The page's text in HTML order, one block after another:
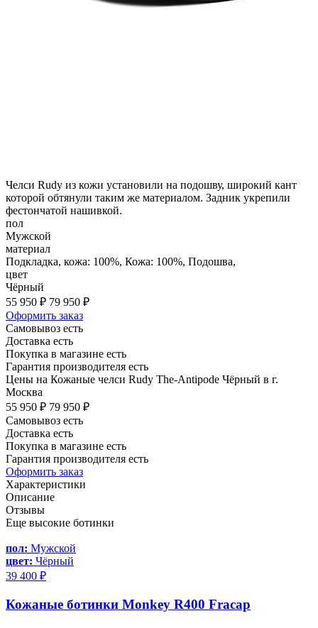
Челси Rudy из кожи установили на подошву, широкий кант
которой обтянули таким же материалом. Задник укрепили
фестончатой нашивкой.
пол
Мужской
материал
Подкладка, кожа: 100%, Кожа: 100%, Подошва,
цвет
Чёрный
55 950 ₽ 79 950 ₽
Оформить заказ
Самовывоз есть
Доставка есть
Покупка в магазине есть
Гарантия производителя есть
Цены на Кожаные челси Rudy The-Antipode Чёрный в г.
Москва
55 950 ₽ 79 950 ₽
Самовывоз есть
Доставка есть
Покупка в магазине есть
Гарантия производителя есть
Оформить заказ
Характеристики
Описание
Отзывы
Еще высокие ботинки
пол: Мужской
цвет: Чёрный
39 400 ₽
Кожаные ботинки Monkey R400 Fracap